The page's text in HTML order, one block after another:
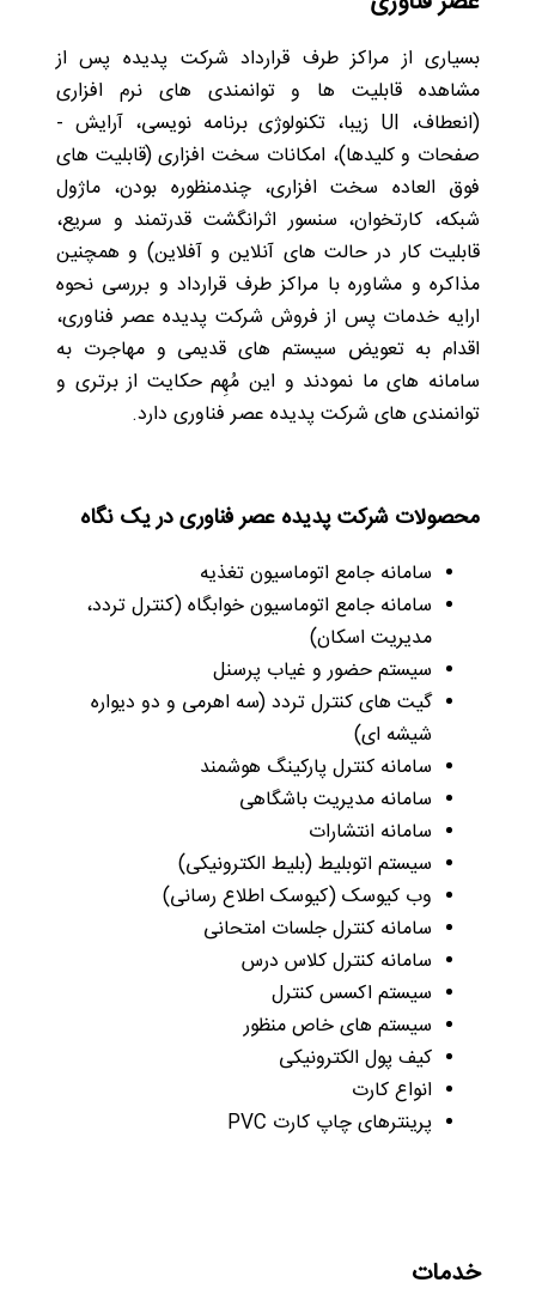
بسیاری از مراکز طرف قرارداد شرکت پدیده پس از
مشاهده قابلیت­ ها و توانمندی ­های نرم افزاری
(انعطاف،
زیبا، تکنولوژی ­برنامه ­نویسی، آرایش ­
صفحات و کلیدها)، امکانات سخت ­افزاری (قابلیت ­های
فوق العاده سخت افزاری، چندمنظوره بودن­، ماژول
شبکه، کارتخوان، سنسور اثرانگشت قدرتمند و سریع،
قابلیت کار در حالت های آنلاین و آفلاین) و همچنین
مذاکره و مشاوره با مراکز طرف قرارداد و بررسی نحوه
ارایه خدمات پس از فروش شرکت پدیده عصر فناوری،
اقدام به تعویض سیستم­ های قدیمی و مهاجرت به
سامانه های ما نمودند و این مُهِم حکایت از برتری و
توانمندی ­های شرکت پدیده عصر فناوری دارد.
محصولات شرکت پدیده عصر فناوری در یک نگاه
سامانه جامع ­­­­اتوماسیون ­تغذیه
سامانه جامع اتوماسیون خوابگاه (کنترل تردد،
مدیریت اسکان)
سیستم حضور و غیاب پرسنل
گیت­ های ­کنترل تردد (سه اهرمی و دو دیواره
شیشه ای)
سامانه کنترل پارکینگ هوشمند
سامانه مدیریت باشگاهی
سامانه انتشارات
سیستم اتوبلیط (بلیط الکترونیکی)
وب کیوسک (کیوسک­ اطلاع ­رسانی)
​سامانه کنترل جلسات امتحانی
سامانه کنترل­ کلاس درس
​سیستم اکسس کنترل
سیستم ­های خاص منظور
کیف پول الکترونیکی
انواع کارت
پرینترهای چاپ کارت PVC
خدمات